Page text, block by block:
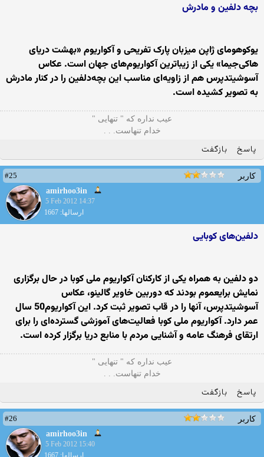
بچه دلفین و مادرش
یوکوهومای ژاپن میزبان پارک تفریحی و آکواریوم «بهشت دریای
هاکی‌جیما» یکی از زیباترین آکواریوم‌های جهان است. عکاس
آسوشیتدپرس هم از زاویه‌ای مناسب این بچه‌دلفین را در کنار مادرش
به تصویر کشیده است.
ﻋﻴﺐ ﻧﺪﺍره ﻛﻪ " ﺗﻨﻬﺎیی "
ﺧﺪاﻡ ﺗﻨﻬﺎﺳﺖ. . .
پاسخ بازگفت
کاربر
#25
amirhoo3in
5 Feb 2012 14:37
ارسالها: 1667
دلفین‌های کوبایی
دو دلفین به همراه یکی از کارکنان آکواریوم ملی کوبا در حال برگزاری
نمایش برایعموم بودند که دوربین خاویر گالینو، عکاس
آسوشیتدپرس، آنها را در قاب تصویر ثبت کرد. این آکواریوم50 سال
عمر دارد. آکواریوم ملی کوبا فعالیت‌های آموزشی گسترده‌ای را برای
ارتقای فرهنگ عامه و آشنایی مردم با منابع دریا برگزار کرده است.
ﻋﻴﺐ ﻧﺪﺍره ﻛﻪ " ﺗﻨﻬﺎیی "
ﺧﺪاﻡ ﺗﻨﻬﺎﺳﺖ. . .
پاسخ بازگفت
کاربر
#26
amirhoo3in
5 Feb 2012 15:40
ارسالها: 1667